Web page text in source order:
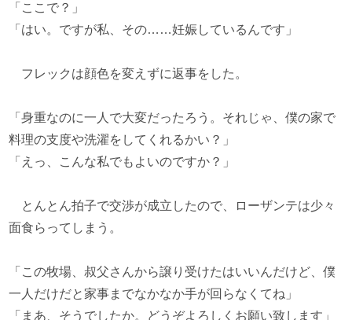
「ここで？」
「はい。ですが私、その……妊娠しているんです」
フレックは顔色を変えずに返事をした。
「身重なのに一人で大変だったろう。それじゃ、僕の家で
料理の支度や洗濯をしてくれるかい？」
「えっ、こんな私でもよいのですか？」
とんとん拍子で交渉が成立したので、ローザンテは少々
面食らってしまう。
「この牧場、叔父さんから譲り受けたはいいんだけど、僕
一人だけだと家事までなかなか手が回らなくてね」
「まあ、そうでしたか。どうぞよろしくお願い致します」